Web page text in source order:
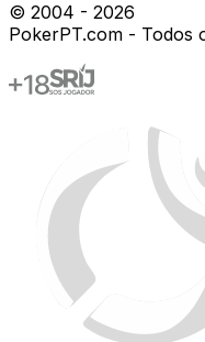
© 2004 - 2026
PokerPT.com - Todos